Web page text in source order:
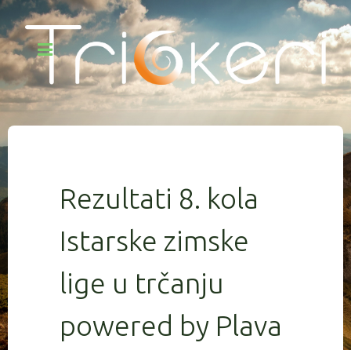
Rezultati 8. kola
Istarske zimske
lige u trčanju
powered by Plava